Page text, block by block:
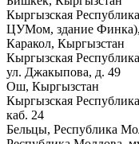
Кыргызская
ЦУМом, здание
Каракол, Кыргызстан
Кыргызская
ул. Джакыпова, д. 49
Ош, Кыргызстан
Кыргызская
каб. 24
Бельцы, Республика